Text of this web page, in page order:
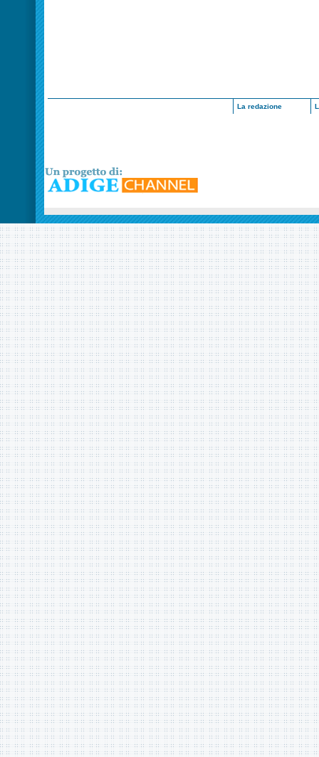
La redazione